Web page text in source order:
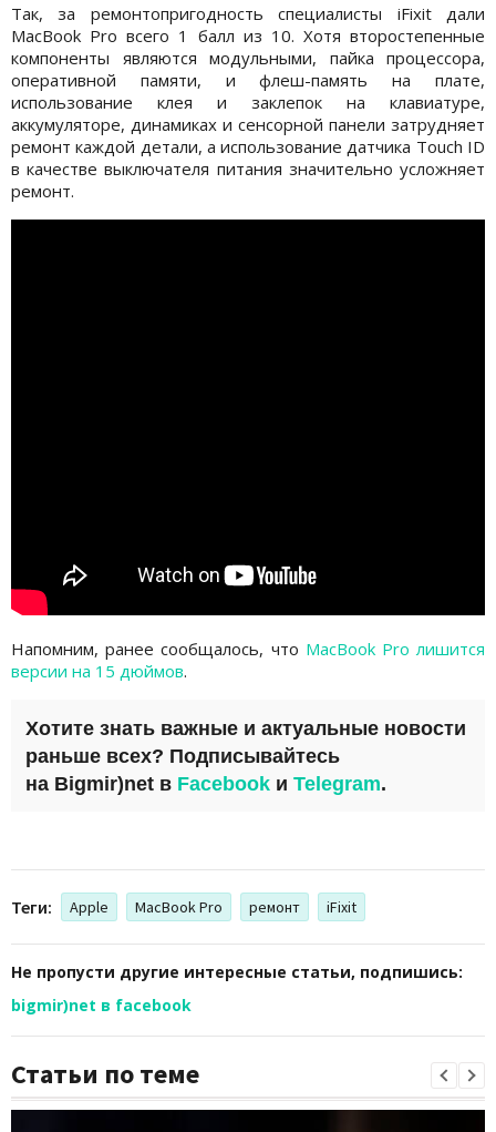
Так, за ремонтопригодность специалисты iFixit дали
MacBook Pro всего 1 балл из 10. Хотя второстепенные
компоненты являются модульными, пайка процессора,
оперативной памяти, и флеш-память на плате,
использование клея и заклепок на клавиатуре,
аккумуляторе, динамиках и сенсорной панели затрудняет
ремонт каждой детали, а использование датчика Touch ID
в качестве выключателя питания значительно усложняет
ремонт.
Напомним, ранее сообщалось, что MacBook Pro лишится
версии на 15 дюймов.
Хотите знать важные и актуальные новости
раньше всех? Подписывайтесь
на Bigmir)net в Facebook и Telegram.
Теги: Apple MacBook Pro ремонт iFixit
Не пропусти другие интересные статьи, подпишись:
bigmir)net в facebook
Статьи по теме